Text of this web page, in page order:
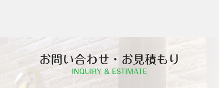
お問い合わせ・お見積もり
INQUIRY & ESTIMATE